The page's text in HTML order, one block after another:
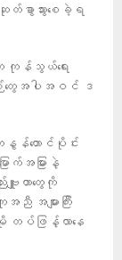
ာသွားစေခဲ့ရ
န်သွယ်ရေး
တွေအပါအဝင် ဒ
န်တောင်ပိုင်း
က်အမြားနဲ့
ဗျူဟာတွေကို
အများကြီး
တပ်ဖြန့်လာနေ